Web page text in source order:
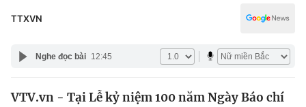
Giáo dục
TTXVN
Nghe đọc bài 12:45
VTV.vn - Tại Lễ kỷ niệm 100 năm Ngày Báo chí